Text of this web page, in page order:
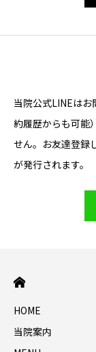
当院公式LINEは
約履歴からも可能
せん。お友達登録
が発行されます。
HOME
当院案内